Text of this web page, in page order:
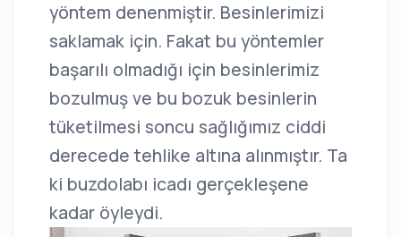
yöntem denenmiştir. Besinlerimizi
saklamak için. Fakat bu yöntemler
başarılı olmadığı için besinlerimiz
bozulmuş ve bu bozuk besinlerin
tüketilmesi soncu sağlığımız ciddi
derecede tehlike altına alınmıştır. Ta
ki buzdolabı icadı gerçekleşene
kadar öyleydi.